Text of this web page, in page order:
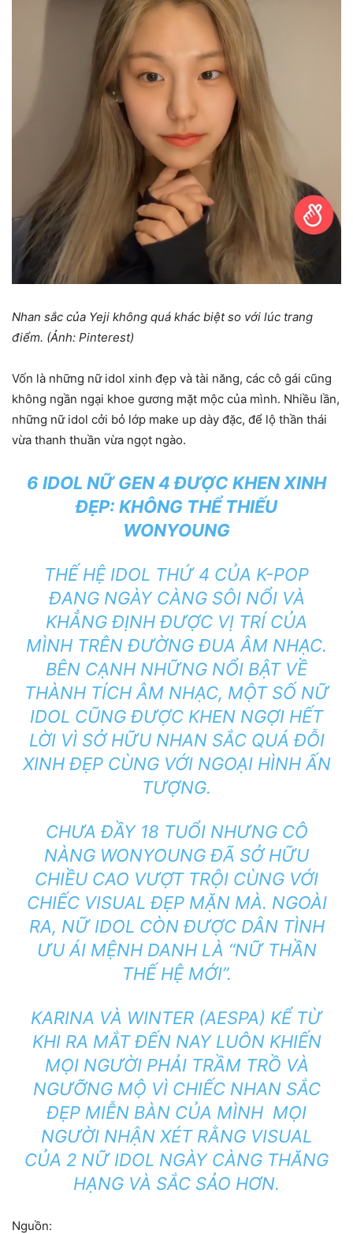
Nhan sắc của Yeji không quá khác biệt so với lúc trang
điểm. (Ảnh: Pinterest)
Vốn là những nữ idol xinh đẹp và tài năng, các cô gái cũng
không ngần ngại khoe gương mặt mộc của mình. Nhiều lần,
những nữ idol cởi bỏ lớp make up dày đặc, để lộ thần thái
vừa thanh thuần vừa ngọt ngào.
6 IDOL NỮ GEN 4 ĐƯỢC KHEN XINH
ĐẸP: KHÔNG THỂ THIẾU
WONYOUNG
THẾ HỆ IDOL THỨ 4 CỦA K-POP
ĐANG NGÀY CÀNG SÔI NỔI VÀ
KHẲNG ĐỊNH ĐƯỢC VỊ TRÍ CỦA
MÌNH TRÊN ĐƯỜNG ĐUA ÂM NHẠC.
BÊN CẠNH NHỮNG NỔI BẬT VỀ
THÀNH TÍCH ÂM NHẠC, MỘT SỐ NỮ
IDOL CŨNG ĐƯỢC KHEN NGỢI HẾT
LỜI VÌ SỞ HỮU NHAN SẮC QUÁ ĐỖI
XINH ĐẸP CÙNG VỚI NGOẠI HÌNH ẤN
TƯỢNG.
CHƯA ĐẦY 18 TUỔI NHƯNG CÔ
NÀNG WONYOUNG ĐÃ SỞ HỮU
CHIỀU CAO VƯỢT TRỘI CÙNG VỚI
CHIẾC VISUAL ĐẸP MẶN MÀ. NGOÀI
RA, NỮ IDOL CÒN ĐƯỢC DÂN TÌNH
ƯU ÁI MỆNH DANH LÀ “NỮ THẦN
THẾ HỆ MỚI”.
KARINA VÀ WINTER (AESPA) KỂ TỪ
KHI RA MẮT ĐẾN NAY LUÔN KHIẾN
MỌI NGƯỜI PHẢI TRẦM TRỒ VÀ
NGƯỠNG MỘ VÌ CHIẾC NHAN SẮC
ĐẸP MIỄN BÀN CỦA MÌNH MỌI
NGƯỜI NHẬN XÉT RẰNG VISUAL
CỦA 2 NỮ IDOL NGÀY CÀNG THĂNG
HẠNG VÀ SẮC SẢO HƠN.
Nguồn: